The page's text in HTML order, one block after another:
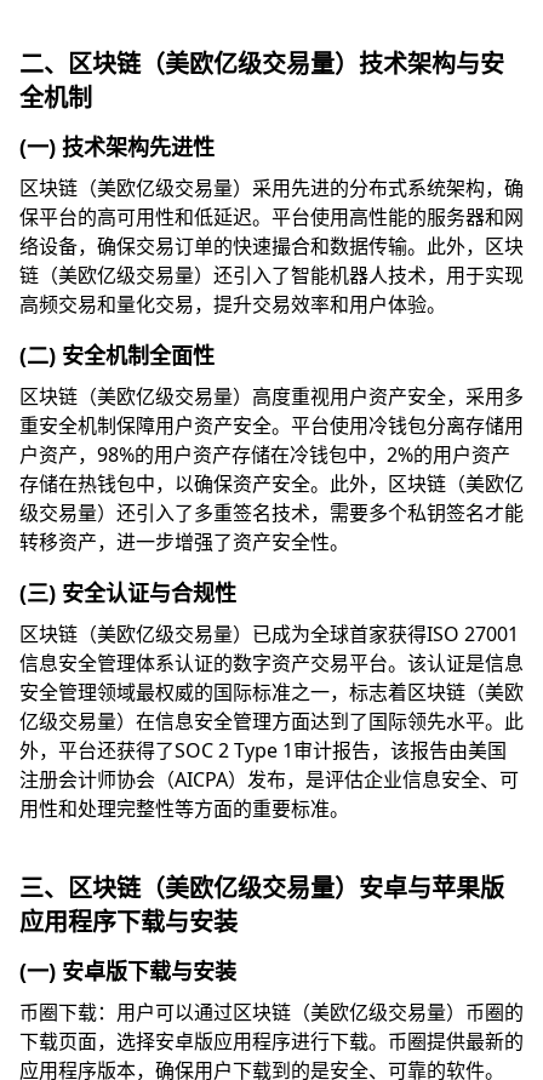
二、区块链（美欧亿级交易量）技术架构与安
全机制
(一) 技术架构先进性
区块链（美欧亿级交易量）采用先进的分布式系统架构，确
保平台的高可用性和低延迟。平台使用高性能的服务器和网
络设备，确保交易订单的快速撮合和数据传输。此外，区块
链（美欧亿级交易量）还引入了智能机器人技术，用于实现
高频交易和量化交易，提升交易效率和用户体验。
(二) 安全机制全面性
区块链（美欧亿级交易量）高度重视用户资产安全，采用多
重安全机制保障用户资产安全。平台使用冷钱包分离存储用
户资产，98%的用户资产存储在冷钱包中，2%的用户资产
存储在热钱包中，以确保资产安全。此外，区块链（美欧亿
级交易量）还引入了多重签名技术，需要多个私钥签名才能
转移资产，进一步增强了资产安全性。
(三) 安全认证与合规性
区块链（美欧亿级交易量）已成为全球首家获得ISO 27001
信息安全管理体系认证的数字资产交易平台。该认证是信息
安全管理领域最权威的国际标准之一，标志着区块链（美欧
亿级交易量）在信息安全管理方面达到了国际领先水平。此
外，平台还获得了SOC 2 Type 1审计报告，该报告由美国
注册会计师协会（AICPA）发布，是评估企业信息安全、可
用性和处理完整性等方面的重要标准。
三、区块链（美欧亿级交易量）安卓与苹果版
应用程序下载与安装
(一) 安卓版下载与安装
币圈下载：用户可以通过区块链（美欧亿级交易量）币圈的
下载页面，选择安卓版应用程序进行下载。币圈提供最新的
应用程序版本，确保用户下载到的是安全、可靠的软件。